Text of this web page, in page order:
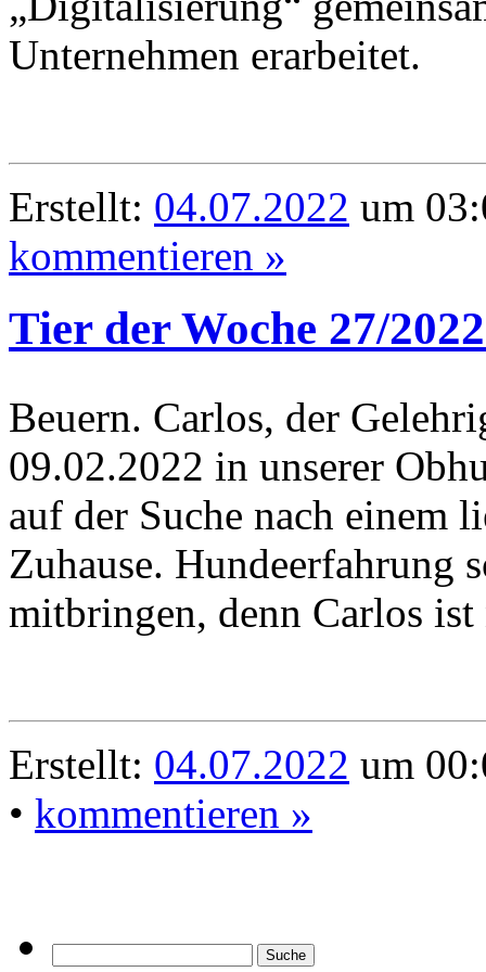
Unternehmen erarbeitet.
Erstellt: 04.07.2022 um
kommentieren »
Tier der Woche 27/
Beuern. Carlos, der
09.02.2022 in unserer
auf der Suche nach einem
Zuhause. Hundeerfahrung
mitbringen, denn Carlos
Erstellt: 04.07.2022 um
• kommentieren »